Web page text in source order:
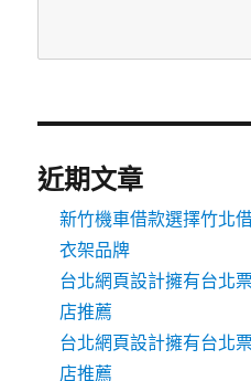
近期文章
新竹機車借款選擇竹北
衣架品牌
台北網頁設計擁有台北
店推薦
台北網頁設計擁有台北
店推薦